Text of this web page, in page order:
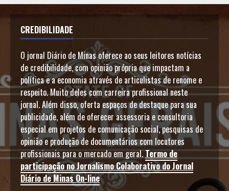
CREDIBILIDADE
O jornal Diário de Minas oferece ao seus leitores notícias
de credibilidade, com opinião própria que impactam a
política e a economia através de articulistas de renome e
respeito. Muito deles com carreira profissional neste
jornal. Além disso, oferta espaços de destaque para sua
publicidade, além de oferecer assessoria e consultoria
especial em projetos de comunicação social, pesquisas de
opinião e produção de documentários com locutores
profissionais para o mercado em geral.Termo de
participação no Jornalismo Colaborativo do Jornal
Diário de Minas On-line